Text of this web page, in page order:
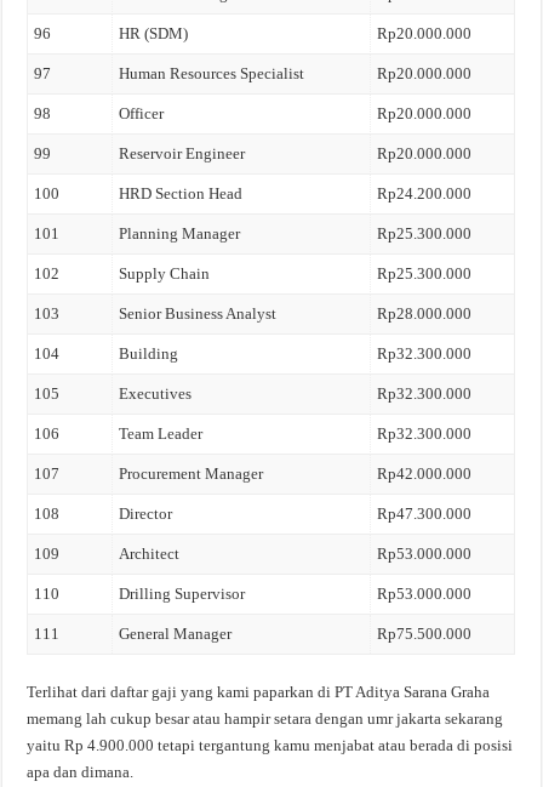
96 HR (SDM) Rp20.000.000
97 Human Resources Specialist Rp20.000.000
98 Officer Rp20.000.000
99 Reservoir Engineer Rp20.000.000
100 HRD Section Head Rp24.200.000
101 Planning Manager Rp25.300.000
102 Supply Chain Rp25.300.000
103 Senior Business Analyst Rp28.000.000
104 Building Rp32.300.000
105 Executives Rp32.300.000
106 Team Leader Rp32.300.000
107 Procurement Manager Rp42.000.000
108 Director Rp47.300.000
109 Architect Rp53.000.000
110 Drilling Supervisor Rp53.000.000
111 General Manager Rp75.500.000
Terlihat dari daftar gaji yang kami paparkan di PT Aditya Sarana Graha
memang lah cukup besar atau hampir setara dengan umr jakarta sekarang
yaitu Rp 4.900.000 tetapi tergantung kamu menjabat atau berada di posisi
apa dan dimana.